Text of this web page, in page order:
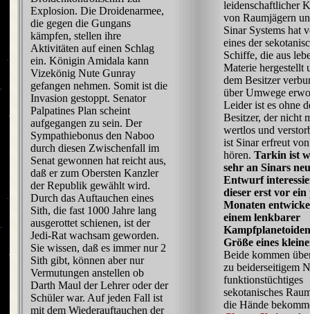
Explosion. Die Droidenarmee,
die gegen die Gungans
kämpfen, stellen ihre
Aktivitäten auf einen Schlag
ein. Königin Amidala kann
Vizekönig Nute Gunray
gefangen nehmen. Somit ist die
Invasion gestoppt. Senator
Palpatines Plan scheint
aufgegangen zu sein. Der
Sympathiebonus den Naboo
durch diesen Zwischenfall im
Senat gewonnen hat reicht aus,
daß er zum Obersten Kanzler
der Republik gewählt wird.
Durch das Auftauchen eines
Sith, die fast 1000 Jahre lang
ausgerottet schienen, ist der
Jedi-Rat wachsam geworden.
Sie wissen, daß es immer nur 2
Sith gibt, können aber nur
Vermutungen anstellen ob
Darth Maul der Lehrer oder der
Schüler war. Auf jeden Fall ist
mit dem Wiederauftauchen der
leidenschaftlicher
von Raumjägern
Sinar Systems hat
eines der
Schiffe, die aus
Materie hergestellt
dem Besitzer
über Umwege
Leider ist es ohne
Besitzer, der nicht
wertlos und
ist Sinar erfreut
hören.Tarkin ist
sehr an Sinars
Entwurf
dieser erst vor ein
Monaten
einem lenkbarer
Größe eines
Beide kommen
zu beiderseitigem
funktionstüchtiges
sekotanisches
die Hände